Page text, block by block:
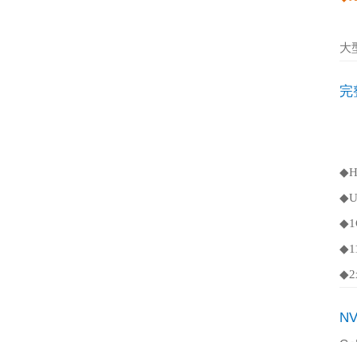
大
完
◆
◆
◆
◆
◆